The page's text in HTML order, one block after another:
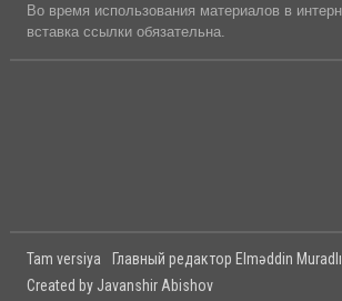
Во время использования материалов в
вставка ссылки обязательна.
Tam versiya
Главный редактор Elməddin Muradlı
Created by Javanshir Abishov